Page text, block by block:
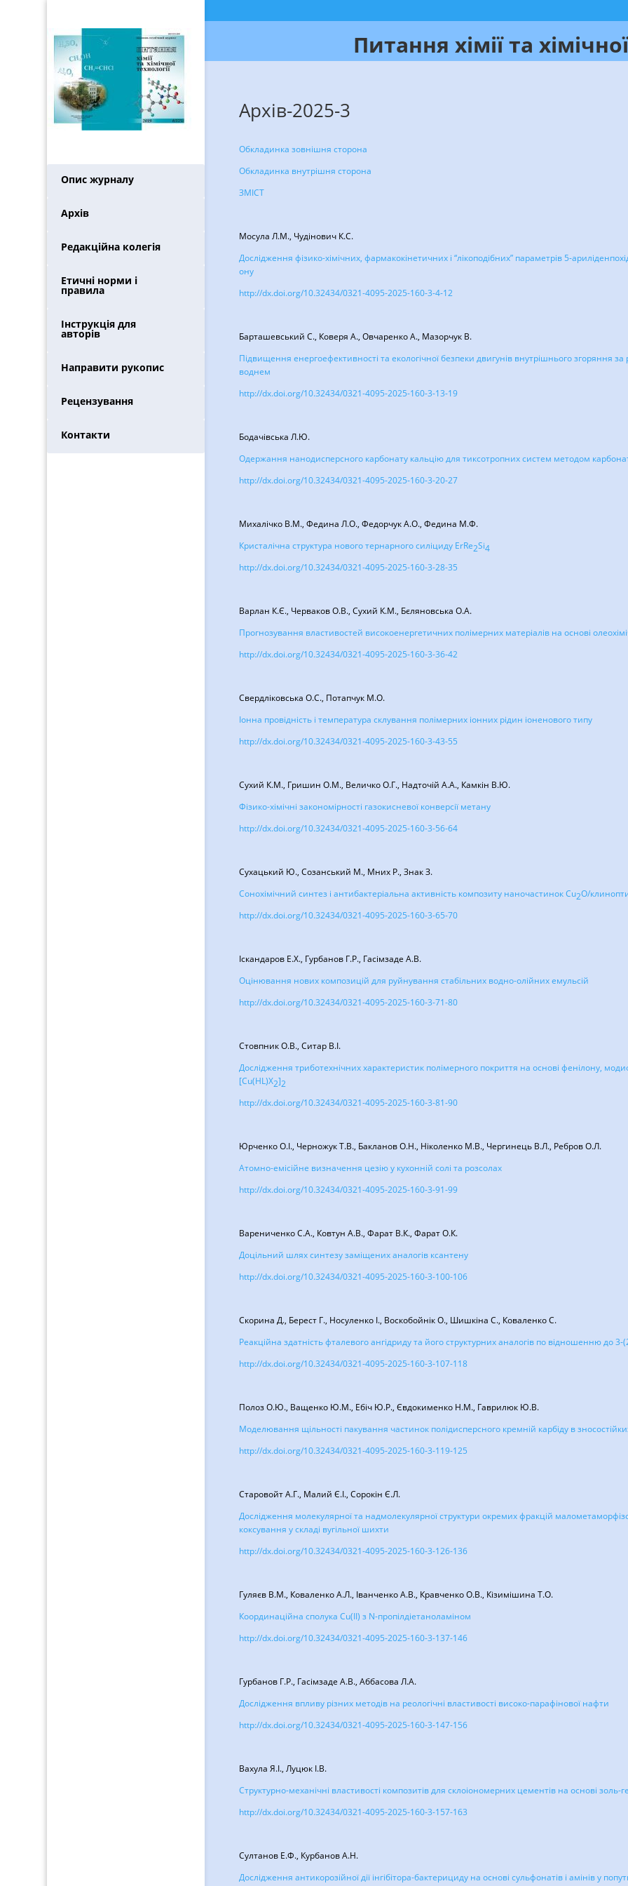
Опис журналу
Архів
Редакційна колегія
Етичні норми і
правила
Інструкція для
авторів
Направити рукопис
Рецензування
Контакти
Питання хімії та
Архів-2025-3
Обкладинка зовнішня сторона
Обкладинка внутрішня сторона
ЗМІСТ
Мосула Л.М., Чудінович К.С.
Дослідження фізико-хімічних, фармакокінетичних і “лікоподібних” параметрів 5-
ону
http://dx.doi.org/10.32434/0321-4095-2025-160-3-4-12
Барташевський С., Коверя А., Овчаренко А., Мазорчук В.
Підвищення енергоефективності та екологічної безпеки двигунів внутрішнього згоряння
воднем
http://dx.doi.org/10.32434/0321-4095-2025-160-3-13-19
Бодачівська Л.Ю.
Одержання нанодисперсного карбонату кальцію для тиксотропних систем методом
http://dx.doi.org/10.32434/0321-4095-2025-160-3-20-27
Михалічко В.М., Федина Л.О., Федорчук А.О., Федина М.Ф.
Кристалічна структура нового тернарного силіциду ErRe2Si4
http://dx.doi.org/10.32434/0321-4095-2025-160-3-28-35
Варлан К.Є., Черваков О.В., Сухий К.М., Бєляновська О.А.
Прогнозування властивостей високоенергетичних полімерних матеріалів на основі
http://dx.doi.org/10.32434/0321-4095-2025-160-3-36-42
Свердліковська О.С., Потапчук М.О.
Іонна провідність і температура склування полімерних іонних рідин іоненового типу
http://dx.doi.org/10.32434/0321-4095-2025-160-3-43-55
Сухий К.М., Гришин О.М., Величко О.Г., Надточій А.А., Камкін В.Ю.
Фізико-хімічні закономірності газокисневої конверсії метану
http://dx.doi.org/10.32434/0321-4095-2025-160-3-56-64
Сухацький Ю., Созанський М., Мних Р., Знак З.
Сонохімічний синтез і антибактеріальна активність композиту наночастинок Cu2O/
http://dx.doi.org/10.32434/0321-4095-2025-160-3-65-70
Іскандаров Е.Х., Гурбанов Г.Р., Гасімзаде А.В.
Оцінювання нових композицій для руйнування стабільних водно-олійних емульсій
http://dx.doi.org/10.32434/0321-4095-2025-160-3-71-80
Стовпник О.В., Ситар В.І.
Дослідження триботехнічних характеристик полімерного покриття на основі фенілону,
[Cu(HL)X2]2
http://dx.doi.org/10.32434/0321-4095-2025-160-3-81-90
Юрченко О.І., Черножук Т.В., Бакланов О.Н., Ніколенко М.В., Чергинець В.Л., Ребров О.Л.
Атомно-емісійне визначення цезію у кухонній солі та розсолах
http://dx.doi.org/10.32434/0321-4095-2025-160-3-91-99
Варениченко С.А., Ковтун А.В., Фарат В.К., Фарат О.К.
Доцільний шлях синтезу заміщених аналогів ксантену
http://dx.doi.org/10.32434/0321-4095-2025-160-3-100-106
Скорина Д., Берест Г., Носуленко І., Воскобойнік О., Шишкіна С., Коваленко С.
Реакційна здатність фталевого ангідриду та його структурних аналогів по відношенню до
http://dx.doi.org/10.32434/0321-4095-2025-160-3-107-118
Полоз О.Ю., Ващенко Ю.М., Ебіч Ю.Р., Євдокименко Н.М., Гаврилюк Ю.В.
Моделювання щільності пакування частинок полідисперсного кремній карбіду в
http://dx.doi.org/10.32434/0321-4095-2025-160-3-119-125
Старовойт A.Г., Малий Є.І., Сорокін Є.Л.
Дослідження молекулярної та надмолекулярної структури окремих фракцій
коксування у складі вугільної шихти
http://dx.doi.org/10.32434/0321-4095-2025-160-3-126-136
Гуляєв В.М., Коваленко А.Л., Іванченко А.В., Кравченко О.В., Кізимішина Т.О.
Координаційна сполука Cu(II) з N-пропілдіетаноламіном
http://dx.doi.org/10.32434/0321-4095-2025-160-3-137-146
Гурбанов Г.Р., Гасімзаде А.В., Аббасова Л.А.
Дослідження впливу різних методів на реологічні властивості високо-парафінової нафти
http://dx.doi.org/10.32434/0321-4095-2025-160-3-147-156
Вахула Я.І., Луцюк І.В.
Структурно-механічні властивості композитів для склоіономерних цементів на основі золь-
http://dx.doi.org/10.32434/0321-4095-2025-160-3-157-163
Султанов Е.Ф., Курбанов А.Н.
Дослідження антикорозійної дії інгібітора-бактерициду на основі сульфонатів і амінів у